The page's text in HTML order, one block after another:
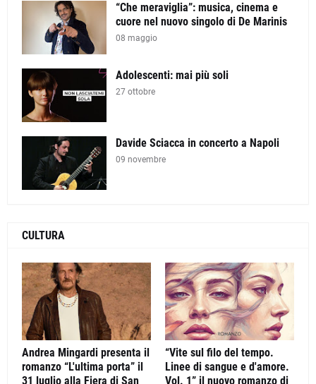
“Che meraviglia”: musica, cinema e
cuore nel nuovo singolo di De Marinis
08 maggio
Adolescenti: mai più soli
27 ottobre
Davide Sciacca in concerto a Napoli
09 novembre
CULTURA
Andrea Mingardi presenta il
romanzo “L'ultima porta” il
31 luglio alla Fiera di San
“Vite sul filo del tempo.
Linee di sangue e d'amore.
Vol. 1” il nuovo romanzo di